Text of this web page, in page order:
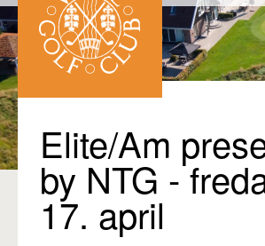
Nyheder
Klubben
Gæster
Sporten
Erhverv
Elite/Am
by NTG -
17. april